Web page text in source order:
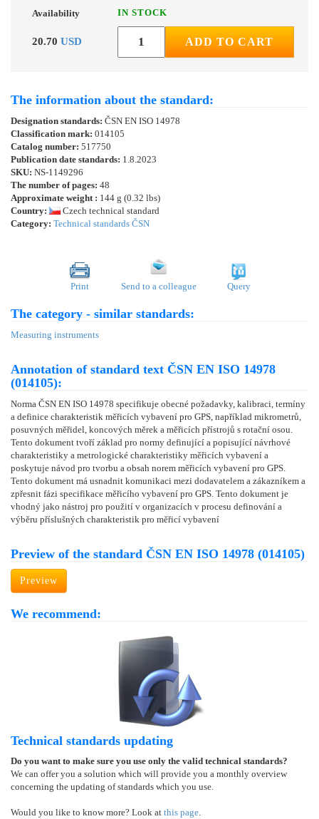
Availability IN STOCK
20.70 USD ADD TO CART
The information about the standard:
Designation standards: ČSN EN ISO 14978
Classification mark: 014105
Catalog number: 517750
Publication date standards: 1.8.2023
SKU: NS-1149296
The number of pages: 48
Approximate weight : 144 g (0.32 lbs)
Country:
Czech technical standard
Category: Technical standards ČSN
Print Send to a colleague Query
The category - similar standards:
Measuring instruments
Annotation of standard text ČSN EN ISO 14978
(014105):
Norma ČSN EN ISO 14978 specifikuje obecné požadavky, kalibraci, termíny
a definice charakteristik měřicích vybavení pro GPS, například mikrometrů,
posuvných měřidel, koncových měrek a měřicích přístrojů s rotační osou.
Tento dokument tvoří základ pro normy definující a popisující návrhové
charakteristiky a metrologické charakteristiky měřicích vybavení a
poskytuje návod pro tvorbu a obsah norem měřicích vybavení pro GPS.
Tento dokument má usnadnit komunikaci mezi dodavatelem a zákazníkem a
zpřesnit fázi specifikace měřicího vybavení pro GPS. Tento dokument je
vhodný jako nástroj pro použití v organizacích v procesu definování a
výběru příslušných charakteristik pro měřicí vybavení
Preview of the standard ČSN EN ISO 14978 (014105)
Preview
We recommend:
Technical standards updating
Do you want to make sure you use only the valid technical standards?
We can offer you a solution which will provide you a monthly overview
concerning the updating of standards which you use.
Would you like to know more? Look at this page.